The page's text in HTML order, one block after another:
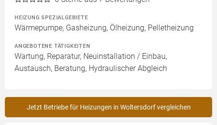
HEIZUNG SPEZIALGEBIETE
Wärmepumpe, Gasheizung, Ölheizung, Pelletheizung
ANGEBOTENE TÄTIGKEITEN
Wartung, Reparatur, Neuinstallation / Einbau,
Austausch, Beratung, Hydraulischer Abgleich
Jetzt Betriebe für Heizungen in Woltersdorf vergleichen